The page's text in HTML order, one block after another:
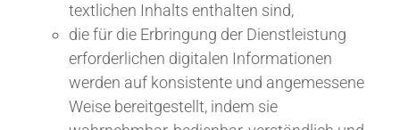
textlichen Inhalts enthalten sind,
die für die Erbringung der Dienstleistung
erforderlichen digitalen Informationen
werden auf konsistente und angemessene
Weise bereitgestellt, indem sie